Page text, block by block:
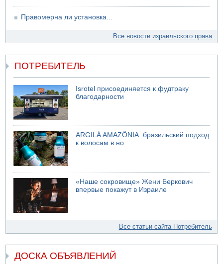
Правомерна ли установка...
Все новости израильского права
ПОТРЕБИТЕЛЬ
Isrotel присоединяется к фудтраку
благодарности
ARGILÁ AMAZÔNIA: бразильский подход
к волосам в но
«Наше сокровище» Жени Беркович
впервые покажут в Израиле
Все статьи сайта Потребитель
ДОСКА ОБЪЯВЛЕНИЙ